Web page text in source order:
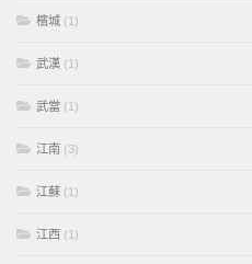
檳城 (1)
武漢 (1)
武當 (1)
江南 (3)
江蘇 (1)
江西 (1)